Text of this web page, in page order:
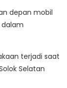
depan mobil
terjadi saat
Selatan